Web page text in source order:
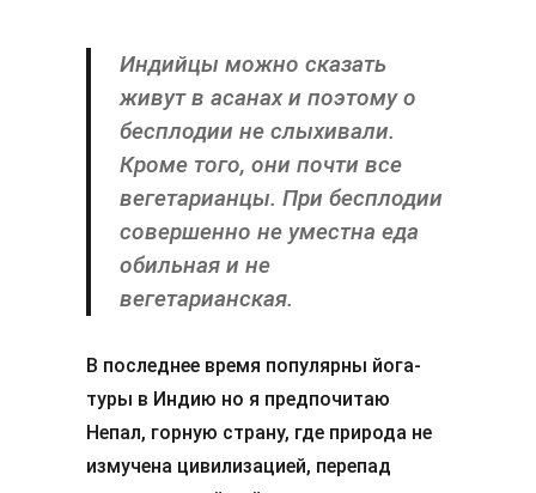
Индийцы можно сказать
живут в асанах и поэтому о
бесплодии не слыхивали.
Кроме того, они почти все
вегетарианцы. При бесплодии
совершенно не уместна еда
обильная и не
вегетарианская.
В последнее время популярны йога-
туры в Индию но я предпочитаю
Непал, горную страну, где природа не
измучена цивилизацией, перепад